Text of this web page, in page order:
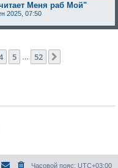
Меня раб Мой"
2025, 07:50
52
5 52
Часовой пояс: UTC+03:00